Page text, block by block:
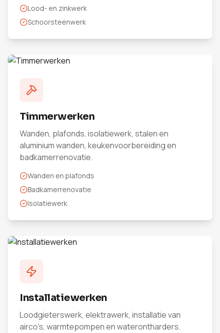
Lood- en zinkwerk
Schoorsteenwerk
Timmerwerken
Wanden, plafonds, isolatiewerk, stalen en
aluminium wanden, keukenvoorbereiding en
badkamerrenovatie.
Wanden en plafonds
Badkamerrenovatie
Isolatiewerk
Installatiewerken
Loodgieterswerk, elektrawerk, installatie van
airco's, warmtepompen en waterontharders.